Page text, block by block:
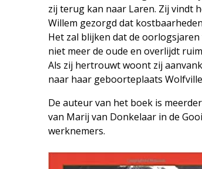
zij terug kan naar Laren. Zij vindt
Willem gezorgd dat
Het zal blijken dat de
niet meer de oude en overlijdt
Als zij hertrouwt woont zij
naar haar geboorteplaats
De auteur van het boek is
van Marij van Donkelaar in de
werknemers.